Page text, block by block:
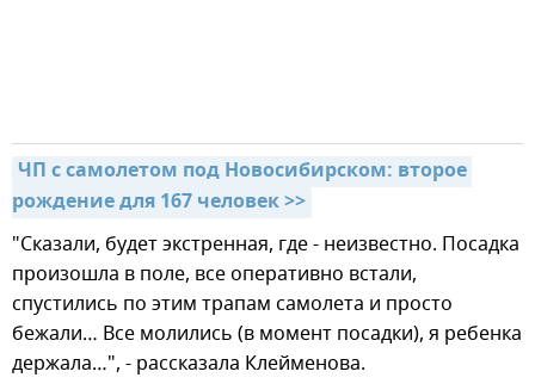
ЧП с самолетом под Новосибирском: второе
рождение для 167 человек >>
"Сказали, будет экстренная, где - неизвестно. Посадка
произошла в поле, все оперативно встали,
спустились по этим трапам самолета и просто
бежали… Все молились (в момент посадки), я ребенка
держала…", - рассказала Клейменова.